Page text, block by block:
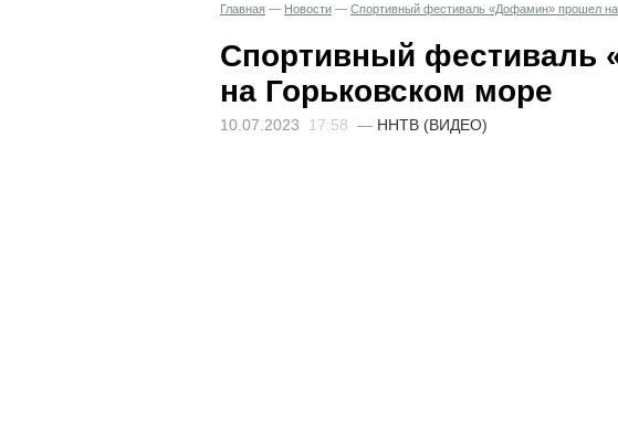
Главная — Новости — Спортивный фестиваль «Дофамин» прошел
Спортивный фестиваль
на Горьковском море
10.07.2023 17:58 — ННТВ (ВИДЕО)